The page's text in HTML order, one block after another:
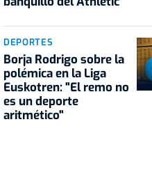
DEPORTES
Borja Rodrigo sobre la
polémica en la Liga
Euskotren: "El remo no
es un deporte
aritmético"